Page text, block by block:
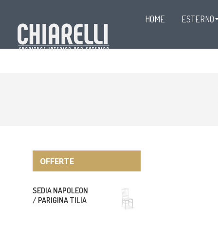
HOME ESTERNO
OFFERTE
SEDIA NAPOLEON
/ PARIGINA TILIA